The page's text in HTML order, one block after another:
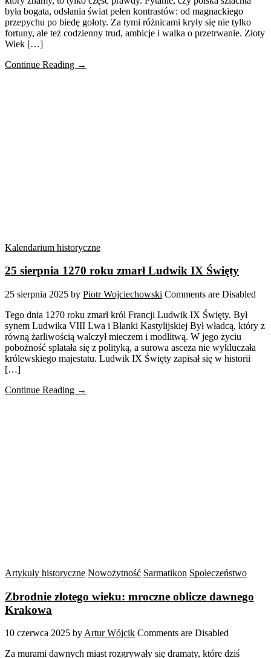
była bogata, odsłania świat pełen kontrastów: od magnackiego
przepychu po biedę gołoty. Za tymi różnicami kryły się nie tylko
fortuny, ale też codzienny trud, ambicje i walka o przetrwanie. Złoty
Wiek […]
Continue Reading →
Kalendarium historyczne
25 sierpnia 1270 roku zmarł Ludwik IX Święty
25 sierpnia 2025 by Piotr Wojciechowski Comments are Disabled
Tego dnia 1270 roku zmarł król Francji Ludwik IX Święty. Był
synem Ludwika VIII Lwa i Blanki Kastylijskiej Był władcą, który z
równą żarliwością walczył mieczem i modlitwą. W jego życiu
pobożność splatała się z polityką, a surowa asceza nie wykluczała
królewskiego majestatu. Ludwik IX Święty zapisał się w historii
[…]
Continue Reading →
Artykuły historyczne Nowożytność Sarmatikon Społeczeństwo
Zbrodnie złotego wieku: mroczne oblicze dawnego
Krakowa
10 czerwca 2025 byArtur Wójcik Comments are Disabled
Za murami dawnych miast rozgrywały się dramaty, które dziś